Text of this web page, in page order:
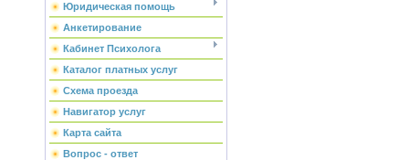
Юридическая помощь
Анкетирование
Кабинет Психолога
Каталог платных услуг
Схема проезда
Навигатор услуг
Карта сайта
Вопрос - ответ